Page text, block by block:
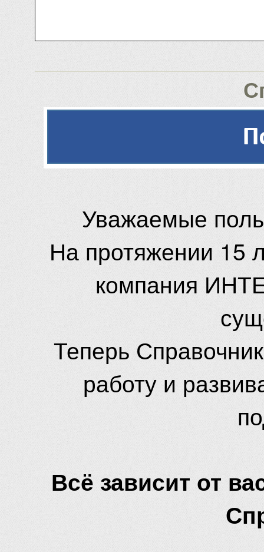
Уважаемые
На протяжении 15
компания
Теперь
работу и
Всё зависит от